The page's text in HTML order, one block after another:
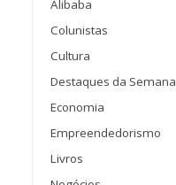
Alibaba
Colunistas
Cultura
Destaques da Semana
Economia
Empreendedorismo
Livros